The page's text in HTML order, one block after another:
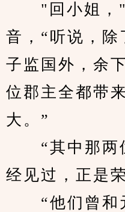
"回小姐，"
音，“听说，除
子监国外，余
位郡主全都带
大。”
“其中那两
经见过，正是
“他们曾和